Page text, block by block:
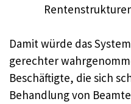
Damit würde das
gerechter
Beschäftigte, die sich
Behandlung von